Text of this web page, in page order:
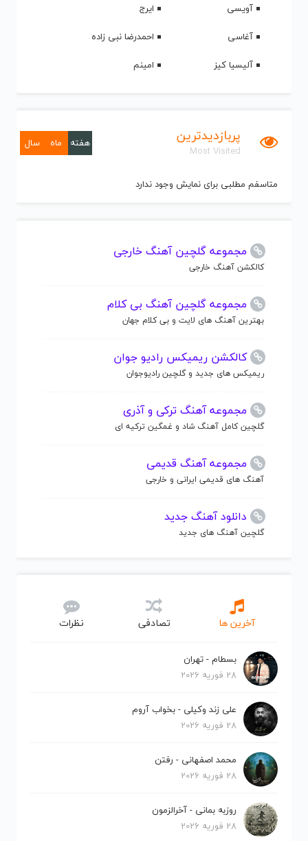
آویسی
ایرج
آغاسی
احمدرضا نبی زاده
آلیسیا کیز
امینم
پربازدیدترین
Most Visited
هفته ماه سال
متاسفم مطلبی برای نمایش وجود ندارد
مجموعه گلچین آهنگ خارجی
کالکشن آهنگ خارجی
مجموعه گلچین آهنگ بی کلام
بهترین آهنگ های لایت و بی کلام جهان
کالکشن ریمیکس رادیو جوان
ریمیکس های جدید و گلچین رادیوجوان
مجموعه آهنگ ترکی و آذری
گلچین کامل آهنگ شاد و غمگین ترکیه ای
مجموعه آهنگ قدیمی
آهنگ های قدیمی ایرانی و خارجی
دانلود آهنگ جدید
گلچین آهنگ های جدید
آخرین ها تصادفی نظرات
بسطام - تهران
28 فوریه 2026
علی زند وکیلی - بخواب آروم
28 فوریه 2026
محمد اصفهانی - رفتن
28 فوریه 2026
روزبه بمانی - آخرالزمون
28 فوریه 2026